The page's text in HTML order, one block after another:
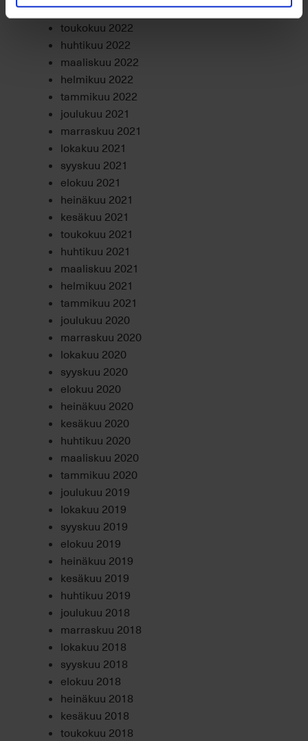
kesäkuu 2022
toukokuu 2022
huhtikuu 2022
maaliskuu 2022
helmikuu 2022
tammikuu 2022
joulukuu 2021
marraskuu 2021
lokakuu 2021
syyskuu 2021
elokuu 2021
heinäkuu 2021
kesäkuu 2021
toukokuu 2021
huhtikuu 2021
maaliskuu 2021
helmikuu 2021
tammikuu 2021
joulukuu 2020
marraskuu 2020
lokakuu 2020
syyskuu 2020
elokuu 2020
heinäkuu 2020
kesäkuu 2020
huhtikuu 2020
maaliskuu 2020
tammikuu 2020
joulukuu 2019
lokakuu 2019
syyskuu 2019
elokuu 2019
heinäkuu 2019
kesäkuu 2019
huhtikuu 2019
joulukuu 2018
marraskuu 2018
lokakuu 2018
syyskuu 2018
elokuu 2018
heinäkuu 2018
kesäkuu 2018
toukokuu 2018